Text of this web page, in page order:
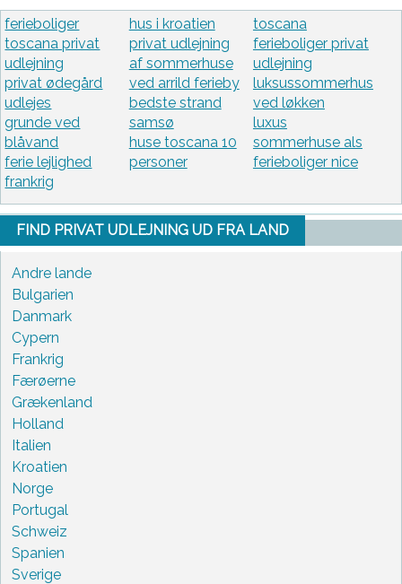
ferieboliger
toscana privat
udlejning
privat ødegård
udlejes
grunde ved
blåvand
ferie lejlighed
frankrig
hus i kroatien
privat udlejning
af sommerhuse
ved arrild ferieby
bedste strand
samsø
huse toscana 10
personer
toscana
ferieboliger privat
udlejning
luksussommerhus
ved løkken
luxus
sommerhuse als
ferieboliger nice
FIND PRIVAT UDLEJNING UD FRA LAND
Andre lande
Bulgarien
Danmark
Cypern
Frankrig
Færøerne
Grækenland
Holland
Italien
Kroatien
Norge
Portugal
Schweiz
Spanien
Sverige